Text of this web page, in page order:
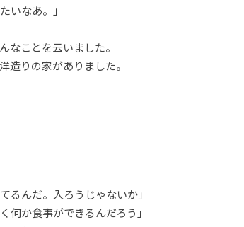
いなあ。」
ことを云いました。
りの家がありました。
るんだ。入ろうじゃないか」
何か食事ができるんだろう」